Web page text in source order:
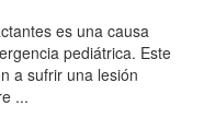
es una causa
pediátrica. Este
a sufrir una lesión
...